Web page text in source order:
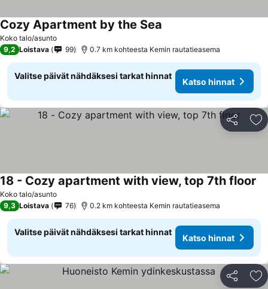
Koko talo/asunto
Cozy Apartment by the Sea
9,2 Loistava 99 0.7 km kohteesta Kemin rautatieasema
Valitse päivät nähdäksesi tarkat hinnat
Katso hinnat
Jaa
Koko talo/asunto
18 - Cozy apartment with view, top 7th floor
9,3 Loistava 76 0.2 km kohteesta Kemin rautatieasema
Valitse päivät nähdäksesi tarkat hinnat
Katso hinnat
Jaa